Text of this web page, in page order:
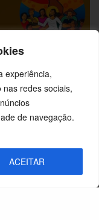
experiência,
redes sociais,
de navegação.
ACEITAR